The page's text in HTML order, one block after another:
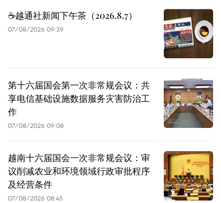
☕️越通社新闻下午茶（2026.8.7）
07/08/2026 09:39
第十六届国会第一次非常规会议：共
享电信基础设施数据服务灾害防治工
作
07/08/2026 09:08
越南十六届国会一次非常规会议：审
议削减农业和环境领域行政审批程序
及经营条件
07/08/2026 08:45